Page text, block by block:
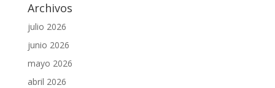
Archivos
julio 2026
junio 2026
mayo 2026
abril 2026